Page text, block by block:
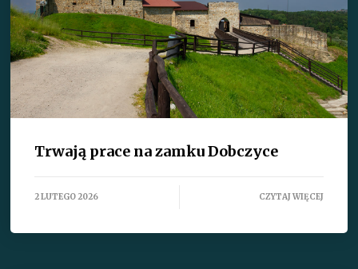
Trwają prace na zamku Dobczyce
2 LUTEGO 2026 CZYTAJ WIĘCEJ